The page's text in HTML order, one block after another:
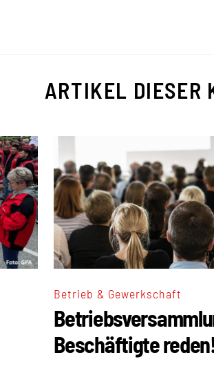
ARTIKEL DIESER
Betrieb & Gewerkschaft
Beschäftigte